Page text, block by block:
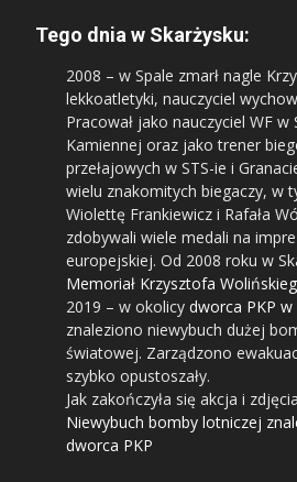
Tego dnia w Skarżysku:
2008 – w Spale zmarł nagle
lekkoatletyki, nauczyciel
Pracował jako nauczyciel WF w
Kamiennej oraz jako trener
przełajowych w STS-ie i
wielu znakomitych biegaczy, w
Wiolettę Frankiewicz i Rafała
zdobywali wiele medali na
europejskiej. Od 2008 roku w
Memoriał Krzysztofa
2019 – w okolicy dworca PKP
znaleziono niewybuch dużej
światowej. Zarządzono
szybko opustoszały.
Jak zakończyła się akcja i
Niewybuch bomby lotniczej
dworca PKP